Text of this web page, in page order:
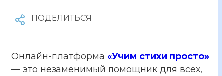
Онлайн-платформа «Учим стихи просто»
— это незаменимый помощник для всех,